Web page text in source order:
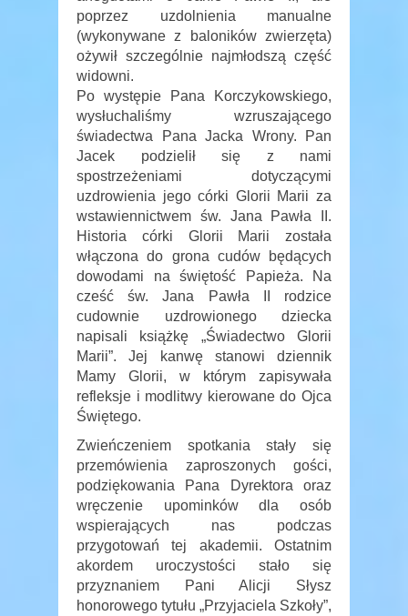
poprzez uzdolnienia manualne
(wykonywane z baloników zwierzęta)
ożywił szczególnie najmłodszą część
widowni.
Po występie Pana Korczykowskiego,
wysłuchaliśmy wzruszającego
świadectwa Pana Jacka Wrony. Pan
Jacek podzielił się z nami
spostrzeżeniami dotyczącymi
uzdrowienia jego córki Glorii Marii za
wstawiennictwem św. Jana Pawła II.
Historia córki Glorii Marii została
włączona do grona cudów będących
dowodami na świętość Papieża. Na
cześć św. Jana Pawła II rodzice
cudownie uzdrowionego dziecka
napisali książkę „Świadectwo Glorii
Marii”. Jej kanwę stanowi dziennik
Mamy Glorii, w którym zapisywała
refleksje i modlitwy kierowane do Ojca
Świętego.
Zwieńczeniem spotkania stały się
przemówienia zaproszonych gości,
podziękowania Pana Dyrektora oraz
wręczenie upominków dla osób
wspierających nas podczas
przygotowań tej akademii. Ostatnim
akordem uroczystości stało się
przyznaniem Pani Alicji Słysz
honorowego tytułu „Przyjaciela Szkoły”,